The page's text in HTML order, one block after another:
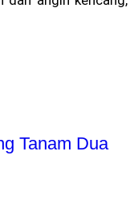
Tanam Dua